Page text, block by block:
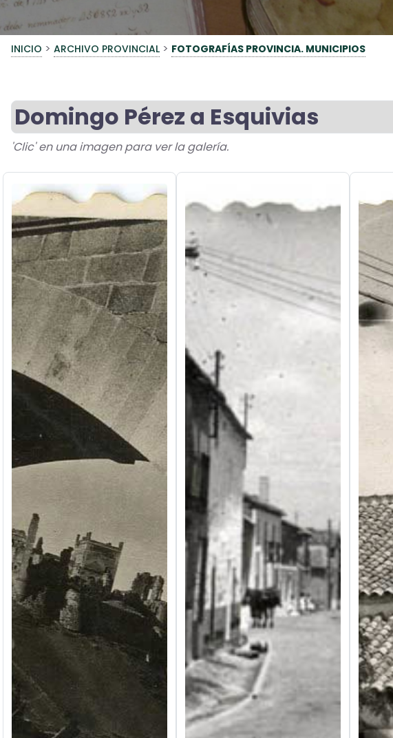
INICIO > ARCHIVO PROVINCIAL > FOTOGRAFÍAS PROVINCIA. MUNICIPIOS
Domingo Pérez a Esquivias
'Clic' en una imagen para ver la galería.